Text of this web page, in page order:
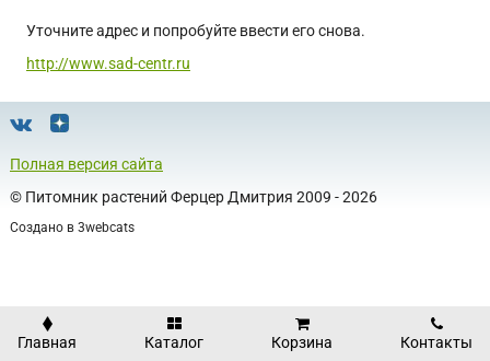
Уточните адрес и попробуйте ввести его снова.
http://www.sad-centr.ru
Полная версия сайта
© Питомник растений Ферцер Дмитрия 2009 - 2026
Создано в 3webcats
Главная Каталог Корзина Контакты